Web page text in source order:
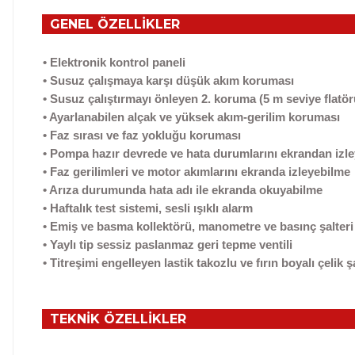
GENEL ÖZELLİKLER
• Elektronik kontrol paneli
• Susuz çalışmaya karşı düşük akım koruması
• Susuz çalıştırmayı önleyen 2. koruma (5 m seviye
• Ayarlanabilen alçak ve yüksek akım-gerilim koruması
• Faz sırası ve faz yokluğu koruması
• Pompa hazır devrede ve hata durumlarını ekrandan
• Faz gerilimleri ve motor akımlarını ekranda izleyebilme
• Arıza durumunda hata adı ile ekranda okuyabilme
• Haftalık test sistemi, sesli ışıklı alarm
• Emiş ve basma kollektörü, manometre ve basınç şalteri
• Yaylı tip sessiz paslanmaz geri tepme ventili
• Titreşimi engelleyen lastik takozlu ve fırın boyalı çelik
TEKNİK ÖZELLİKLER